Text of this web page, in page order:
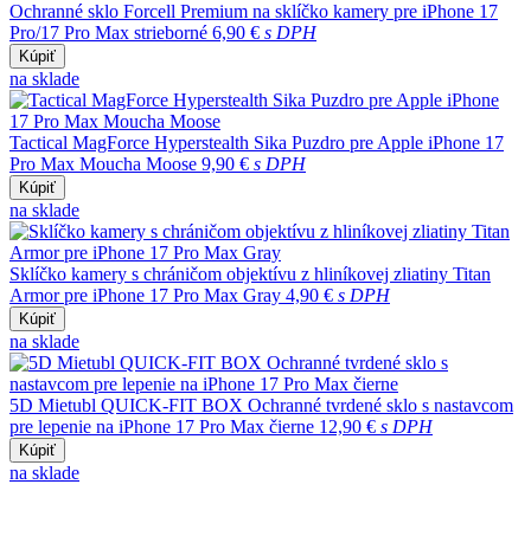
Ochranné sklo Forcell Premium na sklíčko kamery pre iPhone 17
Pro/17 Pro Max strieborné 6,90 € s DPH
Kúpiť
na sklade
Tactical MagForce Hyperstealth Sika Puzdro pre Apple iPhone 17
Pro Max Moucha Moose 9,90 € s DPH
Kúpiť
na sklade
Sklíčko kamery s chráničom objektívu z hliníkovej zliatiny Titan
Armor pre iPhone 17 Pro Max Gray 4,90 € s DPH
Kúpiť
na sklade
5D Mietubl QUICK-FIT BOX Ochranné tvrdené sklo s nastavcom
pre lepenie na iPhone 17 Pro Max čierne 12,90 € s DPH
Kúpiť
na sklade